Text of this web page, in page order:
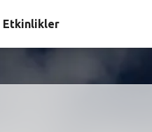
Etkinlikler